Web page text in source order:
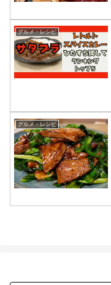
グルメ・レシピ
グルメ・レシピ